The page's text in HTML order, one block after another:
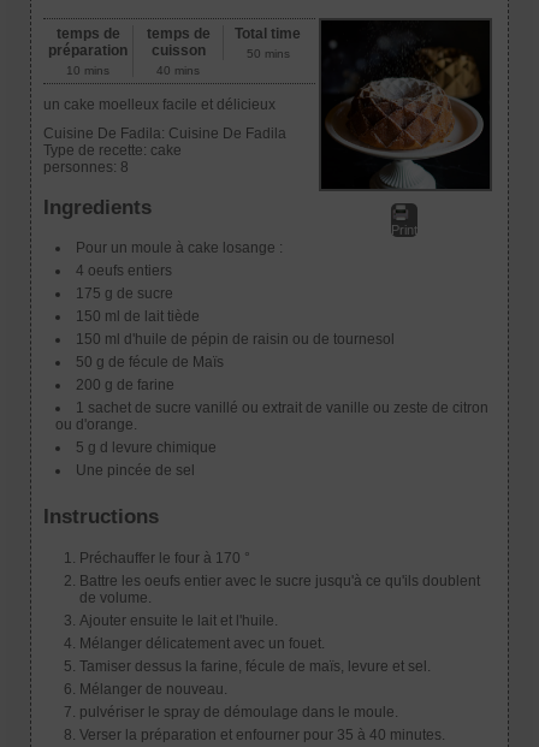
Print
temps de
préparation
10 mins
temps de
cuisson
40 mins
Total time
50 mins
un cake moelleux facile et délicieux
Cuisine De Fadila: Cuisine De Fadila
Type de recette: cake
personnes: 8
Ingredients
Pour un moule à cake losange :
4 oeufs entiers
175 g de sucre
150 ml de lait tiède
150 ml d'huile de pépin de raisin ou de tournesol
50 g de fécule de Maïs
200 g de farine
1 sachet de sucre vanillé ou extrait de vanille ou zeste de citron
ou d'orange.
5 g d levure chimique
Une pincée de sel
Instructions
Préchauffer le four à 170 °
Battre les oeufs entier avec le sucre jusqu'à ce qu'ils doublent
de volume.
Ajouter ensuite le lait et l'huile.
Mélanger délicatement avec un fouet.
Tamiser dessus la farine, fécule de maïs, levure et sel.
Mélanger de nouveau.
pulvériser le spray de démoulage dans le moule.
Verser la préparation et enfourner pour 35 à 40 minutes.